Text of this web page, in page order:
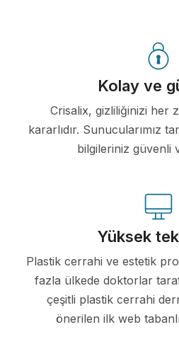
Kolay ve
Crisalix, gizliliğinizi her
kararlıdır. Sunucularımız
bilgileriniz güvenli
Yüksek
Plastik cerrahi ve estetik
fazla ülkede doktorlar
çeşitli plastik cerrahi
önerilen ilk web